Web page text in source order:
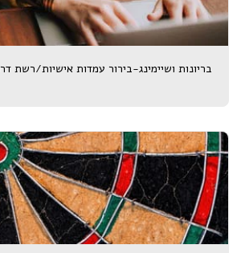
בריונות ושיימינג-בירור עמדות אישיות/רשת דרכא